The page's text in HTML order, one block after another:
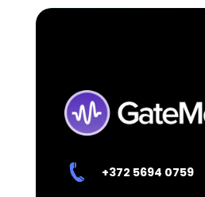
+372 5694 0759